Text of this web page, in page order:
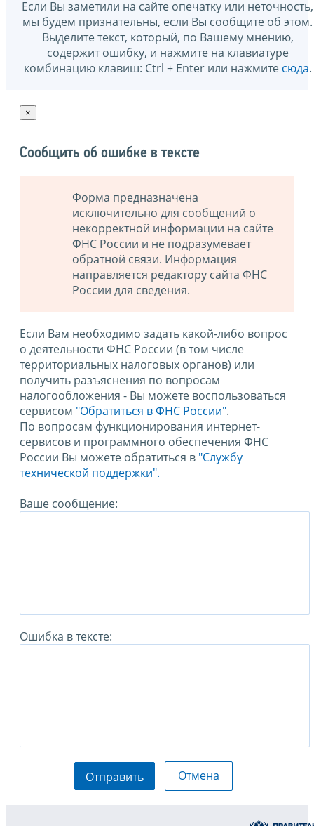
Если Вы заметили на сайте опечатку или неточность,
мы будем признательны, если Вы сообщите об этом.
Выделите текст, который, по Вашему мнению,
содержит ошибку, и нажмите на клавиатуре
комбинацию клавиш: Ctrl + Enter или нажмите сюда.
×
Сообщить об ошибке в тексте
Форма предназначена
исключительно для сообщений о
некорректной информации на сайте
ФНС России и не подразумевает
обратной связи. Информация
направляется редактору сайта ФНС
России для сведения.
Если Вам необходимо задать какой-либо вопрос
о деятельности ФНС России (в том числе
территориальных налоговых органов) или
получить разъяснения по вопросам
налогообложения - Вы можете воспользоваться
сервисом "Обратиться в ФНС России".
По вопросам функционирования интернет-
сервисов и программного обеспечения ФНС
России Вы можете обратиться в "Службу
технической поддержки".
Ваше сообщение:
Ошибка в тексте:
Отправить Отмена